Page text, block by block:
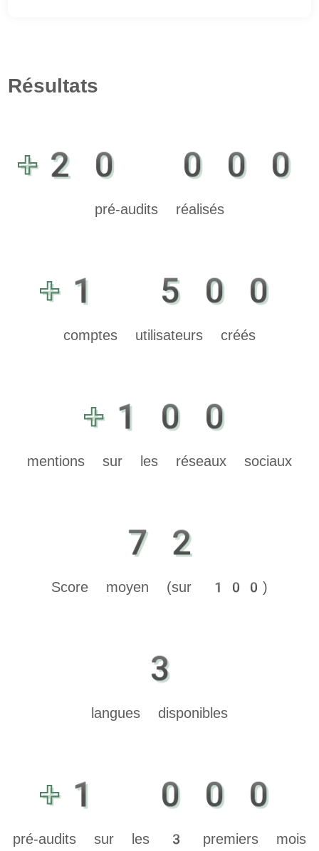
Résultats
+20 000
pré-audits réalisés
+1 500
comptes utilisateurs créés
+100
mentions sur les réseaux sociaux
72
Score moyen (sur 100)
3
langues disponibles
+1 000
pré-audits sur les 3 premiers mois